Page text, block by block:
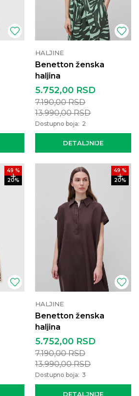
HALJINE
Benetton ženska
haljina
DETALJNIJE
5.752,00 RSD
7.190,00RSD
13.990,00RSD
Dostupno boja: 2
49 %
20%
49 %
20%
HALJINE
Benetton ženska
haljina
DETALJNIJE
5.752,00 RSD
7.190,00RSD
13.990,00RSD
Dostupno boja: 3